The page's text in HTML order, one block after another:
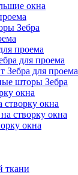
окна
Зебра
проема
для проема
Зебра для проема
шторы Зебра
окна
окна
створку окна
окна
ткани